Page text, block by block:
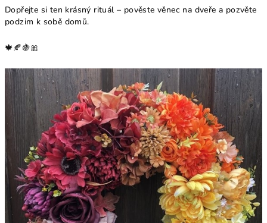
Dopřejte si ten krásný rituál – pověste věnec na dveře a pozvěte
podzim k sobě domů.
🍁🍂🍇🎀